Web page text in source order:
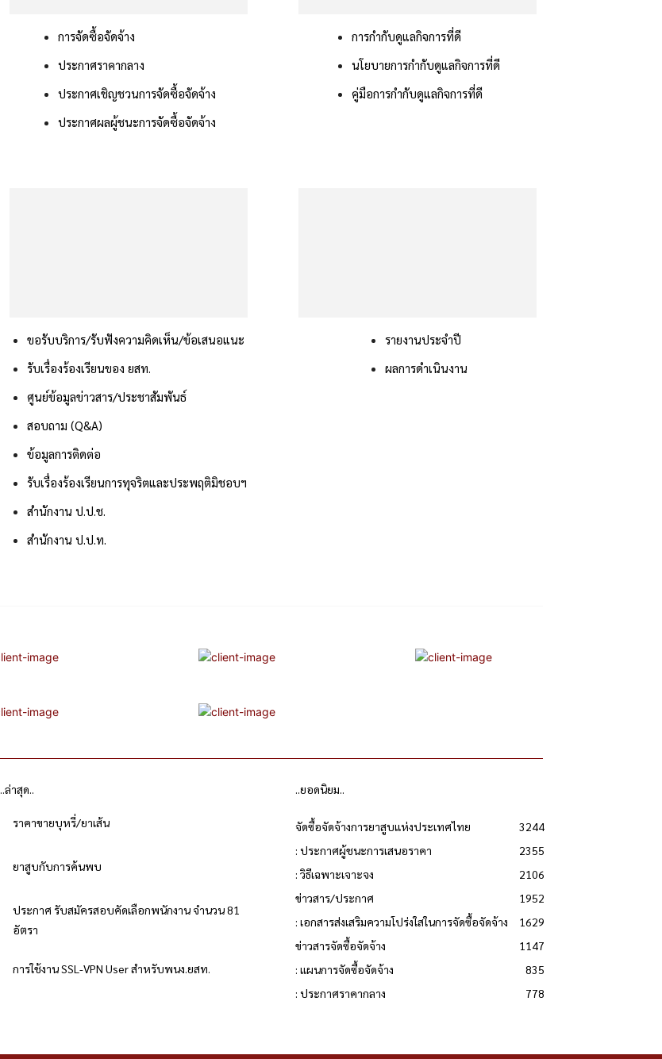
การจัดซื้อจัดจ้าง
ประกาศราคากลาง
ประกาศเชิญชวนการจัดซื้อจัดจ้าง
ประกาศผลผู้ชนะการจัดซื้อจัดจ้าง
การกำกับดูแลกิจการที่ดี
นโยบายการกำกับดูแลกิจการที่ดี
คู่มือการกำกับดูแลกิจการที่ดี
ขอรับบริการ/รับฟังความคิดเห็น/ข้อเสนอแนะ
รับเรื่องร้องเรียนของ ยสท.
ศูนย์ข้อมูลข่าวสาร/ประชาสัมพันธ์
สอบถาม (Q&A)
ข้อมูลการติดต่อ
รับเรื่องร้องเรียนการทุจริตและประพฤติมิชอบฯ
สำนักงาน ป.ป.ช.
สำนักงาน ป.ป.ท.
รายงานประจำปี
ผลการดําเนินงาน
..ล่าสุด..
ราคาขายบุหรี่/ยาเส้น
ยาสูบกับการค้นพบ
ประกาศ รับสมัครสอบคัดเลือกพนักงาน จำนวน 81
อัตรา
การใช้งาน SSL-VPN User สำหรับพนง.ยสท.
..ยอดนิยม..
จัดซื้อจัดจ้างการยาสูบแห่งประเทศไทย
3244
: ประกาศผู้ชนะการเสนอราคา
2355
: วิธีเฉพาะเจาะจง
2106
ข่าวสาร/ประกาศ
1952
: เอกสารส่งเสริมความโปร่งใสในการจัดซื้อจัดจ้าง
1629
ข่าวสารจัดซื้อจัดจ้าง
1147
: แผนการจัดซื้อจัดจ้าง
835
: ประกาศราคากลาง
778